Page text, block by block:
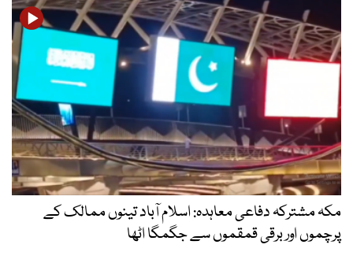
مکہ مشترکہ دفاعی معاہدہ: اسلام آباد تینوں ممالک کے
پرچموں اور برقی قمقموں سے جگمگا اٹھا